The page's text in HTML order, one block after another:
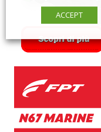
ACCEPT